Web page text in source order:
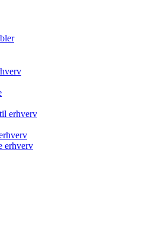
erhverv
erhverv